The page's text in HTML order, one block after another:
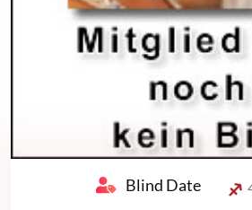
Blind Date